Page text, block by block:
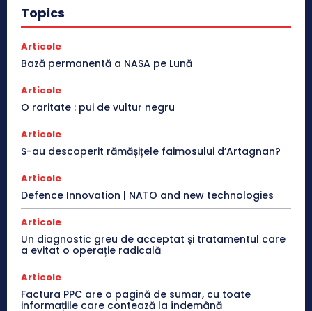
Topics
Articole
Bază permanentă a NASA pe Lună
Articole
O raritate : pui de vultur negru
Articole
S-au descoperit rămășițele faimosului d’Artagnan?
Articole
Defence Innovation | NATO and new technologies
Articole
Un diagnostic greu de acceptat și tratamentul care
a evitat o operație radicală
Articole
Factura PPC are o pagină de sumar, cu toate
informațiile care contează la îndemână